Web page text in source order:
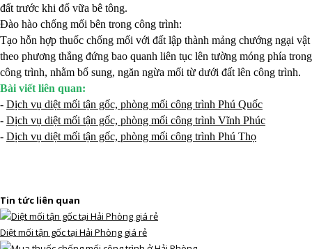
đất trước khi đổ vữa bê tông.
Đào hào chống mối bên trong công trình:
Tạo hỗn hợp thuốc chống mối với đất lập thành mảng chướng ngại vật
theo phương thẳng đứng bao quanh liên tục lên tường móng phía trong
công trình, nhằm bổ sung, ngăn ngừa mối từ dưới đất lên công trình.
Bài viết liên quan:
- Dịch vụ diệt mối tận gốc, phòng mối công trình Phú Quốc
- Dịch vụ diệt mối tận gốc, phòng mối công trình Vĩnh Phúc
- Dịch vụ diệt mối tận gốc, phòng mối công trình Phú Thọ
Tin tức liên quan
Diệt mối tận gốc tại Hải Phòng giá rẻ